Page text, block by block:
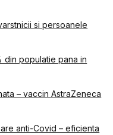
si persoanele
din populatie pana in
– vaccin AstraZeneca
anti-Covid – eficienta